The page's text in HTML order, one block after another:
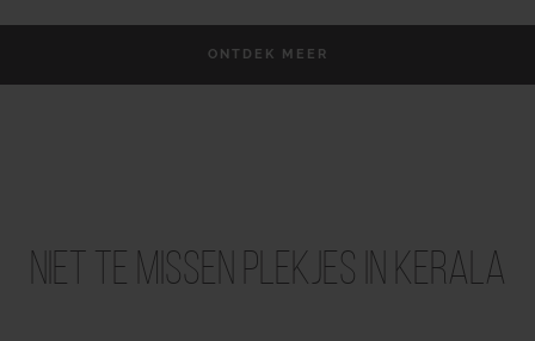
ONTDEK MEER
Niet te missen plekjes in Kerala